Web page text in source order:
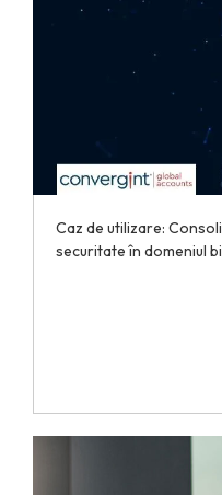
Caz de utilizare:
securitate în domeniul